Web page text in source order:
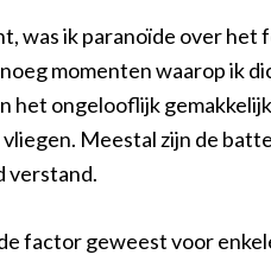
was ik paranoïde over het
momenten waarop ik
het ongelooflijk
Meestal zijn de
verstand.
factor geweest voor